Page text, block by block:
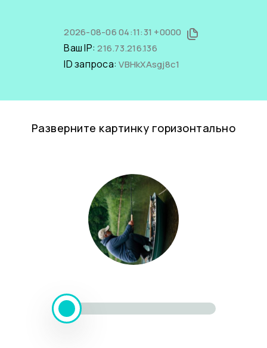
2026-08-06 04:11:31 +0000
Ваш IP:216.73.216.136
ID запроса:VBHkXAsgj8c1
Разверните картинку горизонтально